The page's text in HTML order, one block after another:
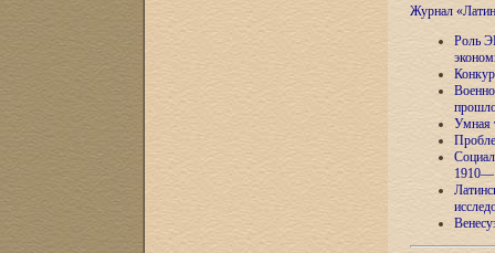
Журнал
Роль
Умная